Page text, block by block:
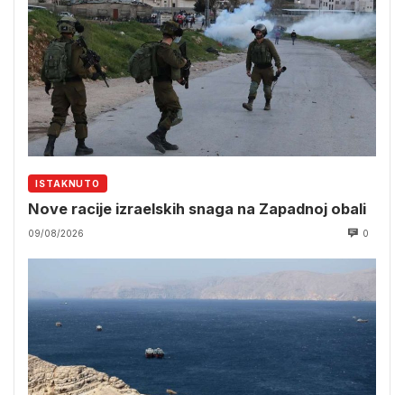
ISTAKNUTO
Nove racije izraelskih snaga na Zapadnoj obali
09/08/2026 0